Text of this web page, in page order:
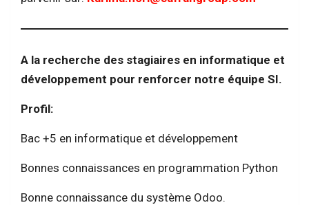
A la recherche des stagiaires en informatique et
développement pour renforcer notre équipe SI.
Profil:
Bac +5 en informatique et développement
Bonnes connaissances en programmation Python
Bonne connaissance du système Odoo.